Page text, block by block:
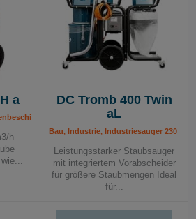
a
Industrie, Industriesauger 230 V,
h
DC Tromb 400 Twin
aL
Bau, Industrie, Industriesauger 230 V,
Leistungsstarker Staubsauger
mit integriertem Vorabscheider
für größere Staubmengen Ideal
für...